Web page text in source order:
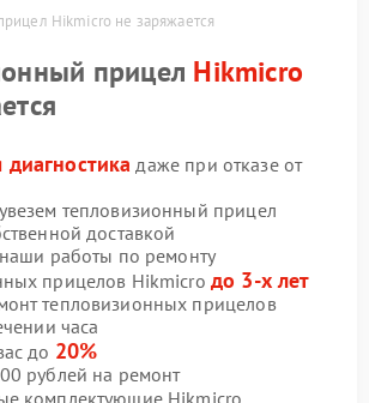
Hikmicro не заряжается
прицел Hikmicro
диагностика даже при отказе от
тепловизионный прицел
доставкой
работы по ремонту
прицелов Hikmicro до 3-х лет
тепловизионных прицелов
часа
до 20%
рублей на ремонт